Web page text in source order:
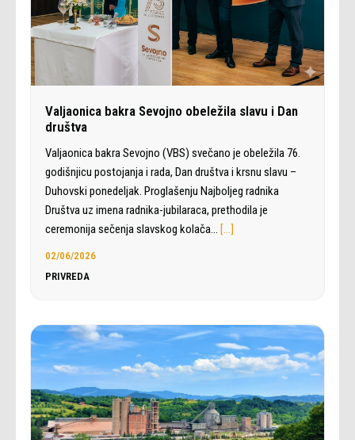
Valjaonica bakra Sevojno obeležila slavu i Dan
društva
Valjaonica bakra Sevojno (VBS) svečano je obeležila 76.
godišnjicu postojanja i rada, Dan društva i krsnu slavu –
Duhovski ponedeljak. Proglašenju Najboljeg radnika
Društva uz imena radnika-jubilaraca, prethodila je
ceremonija sečenja slavskog kolača… […]
02/06/2026
PRIVREDA